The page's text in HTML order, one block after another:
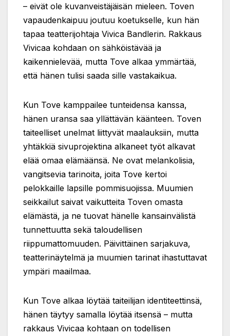
– eivät ole kuvanveistäjäisän mieleen. Toven
vapaudenkaipuu joutuu koetukselle, kun hän
tapaa teatterijohtaja Vivica Bandlerin. Rakkaus
Vivicaa kohdaan on sähköistävää ja
kaikennielevää, mutta Tove alkaa ymmärtää,
että hänen tulisi saada sille vastakaikua.
Kun Tove kamppailee tunteidensa kanssa,
hänen uransa saa yllättävän käänteen. Toven
taiteelliset unelmat liittyvät maalauksiin, mutta
yhtäkkiä sivuprojektina alkaneet työt alkavat
elää omaa elämäänsä. Ne ovat melankolisia,
vangitsevia tarinoita, joita Tove kertoi
pelokkaille lapsille pommisuojissa. Muumien
seikkailut saivat vaikutteita Toven omasta
elämästä, ja ne tuovat hänelle kansainvälistä
tunnettuutta sekä taloudellisen
riippumattomuuden. Päivittäinen sarjakuva,
teatterinäytelmä ja muumien tarinat ihastuttavat
ympäri maailmaa.
Kun Tove alkaa löytää taiteilijan identiteettinsä,
hänen täytyy samalla löytää itsensä – mutta
rakkaus Vivicaa kohtaan on todellisen